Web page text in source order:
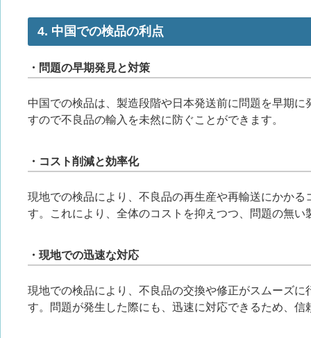
4. 中国での検品の利点
・問題の早期発見と対策
中国での検品は、製造段階や日本発送前に問題を早期
すので不良品の輸入を未然に防ぐことができます。
・コスト削減と効率化
現地での検品により、不良品の再生産や再輸送にかか
す。これにより、全体のコストを抑えつつ、問題の無い
・現地での迅速な対応
現地での検品により、不良品の交換や修正がスムーズ
す。問題が発生した際にも、迅速に対応できるため、